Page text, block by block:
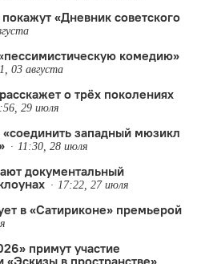
«Дневник советского
комедию»
03 августа
о трёх поколениях
29 июля
«соединить западный мюзикл
11:30, 28 июля
документальный
17:22, 27 июля
в «Сатириконе» премьерой
примут участие
«Эскизы в пространстве»